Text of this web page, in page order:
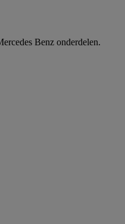
Benz onderdelen.